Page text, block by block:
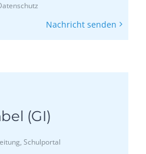
Nachricht senden
(GI)
Schulportal